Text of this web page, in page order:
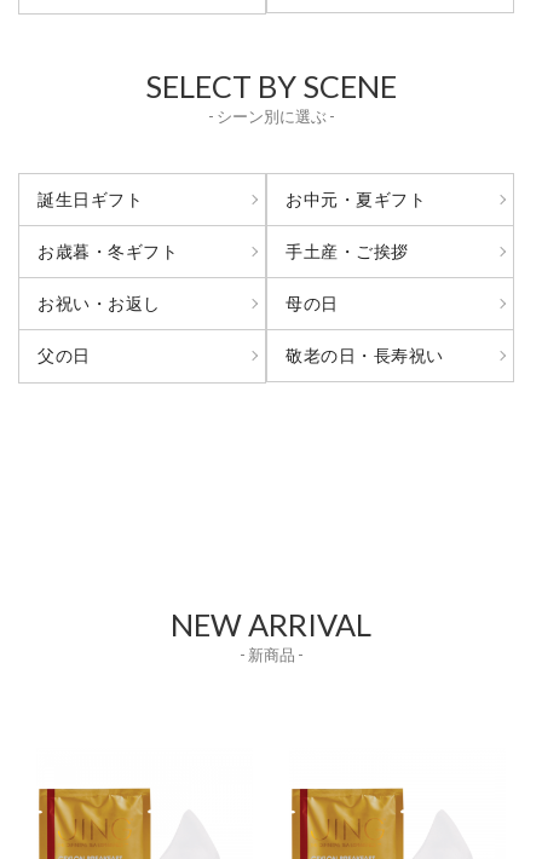
SELECT BY SCENE
- シーン別に選ぶ -
誕生日ギフト お中元・夏ギフト
お歳暮・冬ギフト 手土産・ご挨拶
お祝い・お返し 母の日
父の日 敬老の日・長寿祝い
NEW ARRIVAL
- 新商品 -